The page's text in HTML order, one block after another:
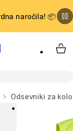
naročila! 📦
Odsevniki za kolo